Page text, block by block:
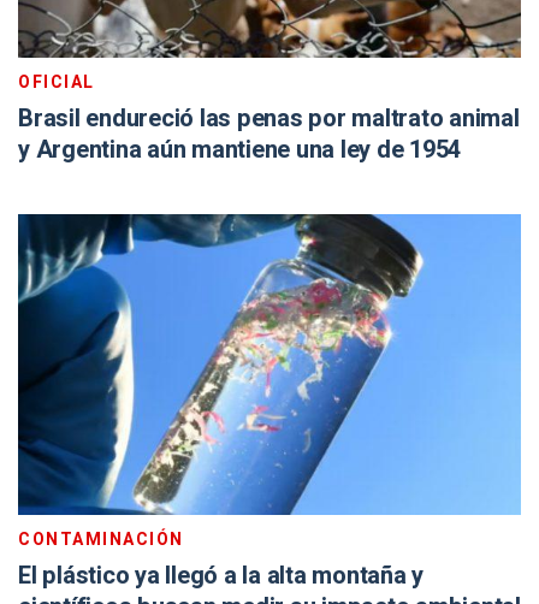
OFICIAL
Brasil endureció las penas por maltrato animal
y Argentina aún mantiene una ley de 1954
CONTAMINACIÓN
El plástico ya llegó a la alta montaña y